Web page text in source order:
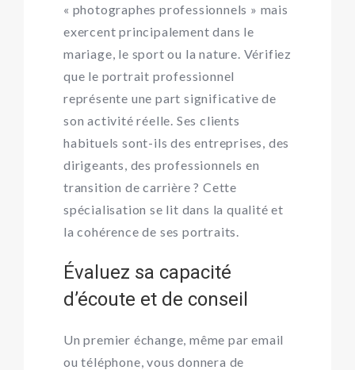
« photographes professionnels » mais
exercent principalement dans le
mariage, le sport ou la nature. Vérifiez
que le portrait professionnel
représente une part significative de
son activité réelle. Ses clients
habituels sont-ils des entreprises, des
dirigeants, des professionnels en
transition de carrière ? Cette
spécialisation se lit dans la qualité et
la cohérence de ses portraits.
Évaluez sa capacité
d’écoute et de conseil
Un premier échange, même par email
ou téléphone, vous donnera de